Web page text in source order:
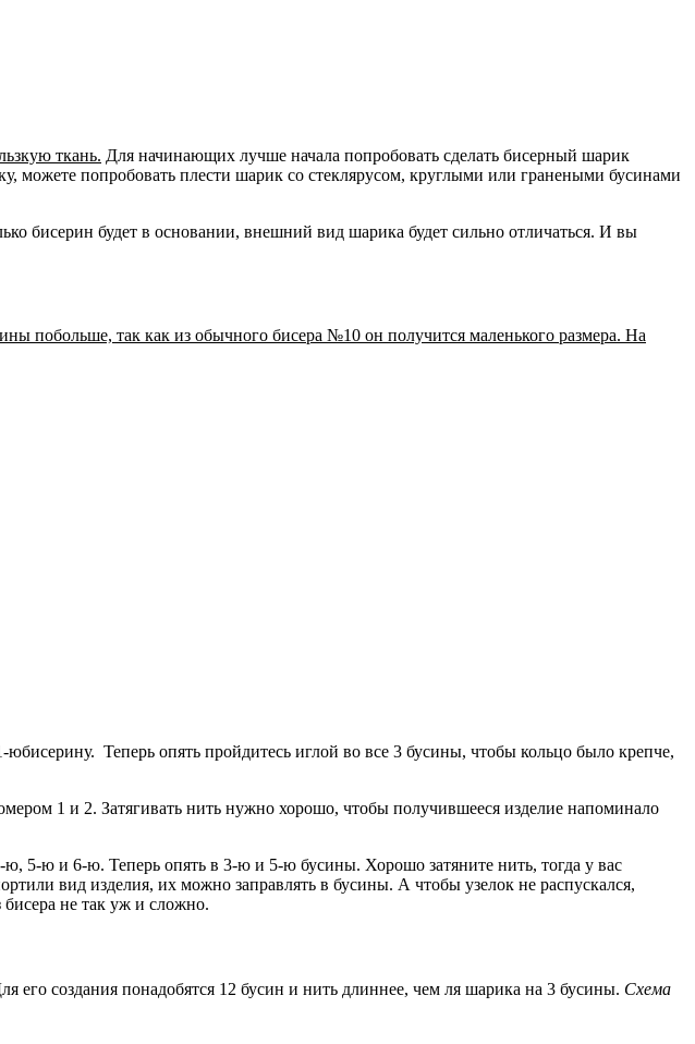
ткань. Для начинающих лучше начала попробовать сделать бисерный шарик
можете попробовать плести шарик со стеклярусом, круглыми или гранеными бусинами
бисерин будет в основании, внешний вид шарика будет сильно отличаться. И вы
побольше, так как из обычного бисера №10 он получится маленького размера. На
Теперь опять пройдитесь иглой во все 3 бусины, чтобы кольцо было крепче,
1 и 2. Затягивать нить нужно хорошо, чтобы получившееся изделие напоминало
5-ю и 6-ю. Теперь опять в 3-ю и 5-ю бусины. Хорошо затяните нить, тогда у вас
вид изделия, их можно заправлять в бусины. А чтобы узелок не распускался,
не так уж и сложно.
его создания понадобятся 12 бусин и нить длиннее, чем ля шарика на 3 бусины. Схема